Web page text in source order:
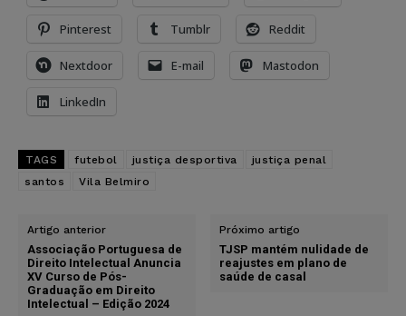
Pinterest Tumblr Reddit
Nextdoor E-mail Mastodon
LinkedIn
TAGS futebol justiça desportiva
justiça penal
santos
Vila Belmiro
Artigo anterior
Associação Portuguesa de
Direito Intelectual Anuncia
XV Curso de Pós-
Graduação em Direito
Intelectual – Edição 2024
Próximo artigo
TJSP mantém nulidade de
reajustes em plano de
saúde de casal